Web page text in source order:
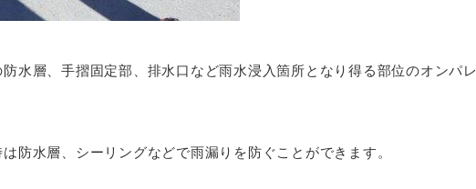
水層、手摺固定部、排水口など雨水浸入箇所となり得る部位のオンパレ
防水層、シーリングなどで雨漏りを防ぐことができます。